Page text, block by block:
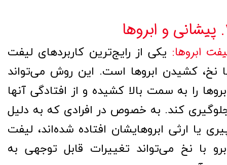
ابروها: یکی از رایج‌ترین کاربردهای لیفت
نخ، کشیدن ابروها است. این روش می‌تواند
را به سمت بالا کشیده و از افتادگی آنها
کند. به خصوص در افرادی که به دلیل
یا ارثی ابروهایشان افتاده شده‌اند، لیفت
با نخ می‌تواند تغییرات قابل توجهی به